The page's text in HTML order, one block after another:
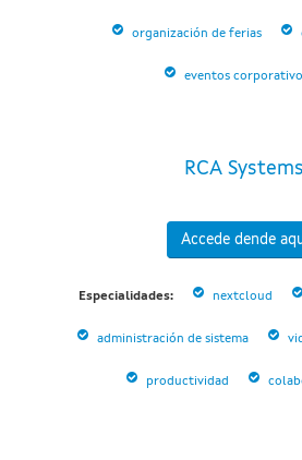
organización de ferias
eventos
RCA Systems
Accede dende
Especialidades: nextcloud
administración de sistema
productividad